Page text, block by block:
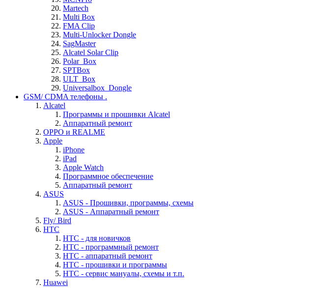
Martech
Multi Box
FMA Clip
Multi-Unlocker Dongle
SagMaster
Alcatel Solar Clip
Polar_Box
SPTBox
ULT_Box
Universalbox_Dongle
GSM/ CDMA телефоны .
Alcatel
Программы и прошивки Alcatel
Аппаратный ремонт
OPPO и REALME
Apple
iPhone
iPad
Apple Watch
Программное обеспечение
Аппаратный ремонт
ASUS
ASUS - Прошивки, программы, схемы
ASUS - Аппаратный ремонт
Fly/ Bird
HTC
HTC - для новичков
HTC - программный ремонт
HTC - аппаратный ремонт
HTC - прошивки и программы
HTC - cервис мануалы, схемы и т.п.
Huawei